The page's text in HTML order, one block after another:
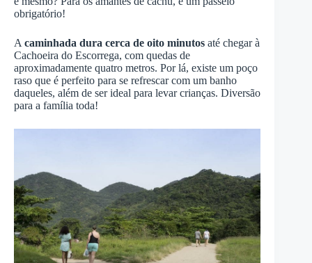
obrigatório!
A caminhada dura cerca de oito minutos até chegar à
Cachoeira do Escorrega, com quedas de
aproximadamente quatro metros. Por lá, existe um poço
raso que é perfeito para se refrescar com um banho
daqueles, além de ser ideal para levar crianças. Diversão
para a família toda!